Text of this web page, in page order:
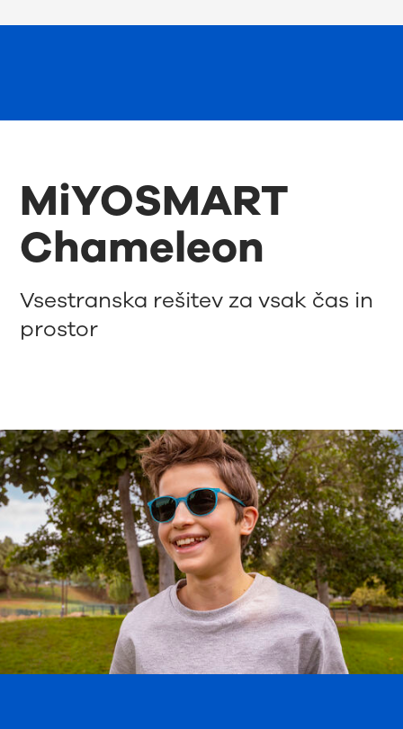
MiYOSMART
Chameleon
Vsestranska rešitev za vsak čas in
prostor